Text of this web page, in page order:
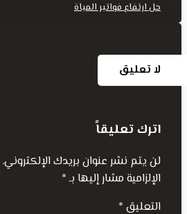
حل ارتفاع فواتير المياة
لا تعليق
اترك تعليقاً
لن يتم نشر عنوان بريدك الإلكتروني.
الإلزامية مشار إليها بـ*
التعليق *